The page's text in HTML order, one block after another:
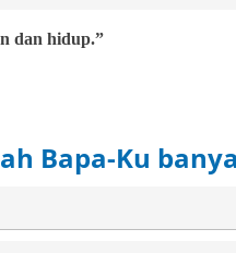
dan hidup.”
Bapa-Ku